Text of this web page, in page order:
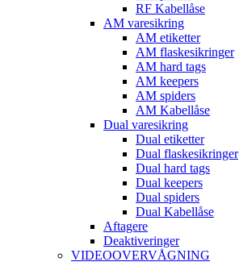
RF Kabellåse
AM varesikring
AM etiketter
AM flaskesikringer
AM hard tags
AM keepers
AM spiders
AM Kabellåse
Dual varesikring
Dual etiketter
Dual flaskesikringer
Dual hard tags
Dual keepers
Dual spiders
Dual Kabellåse
Aftagere
Deaktiveringer
VIDEOOVERVÅGNING